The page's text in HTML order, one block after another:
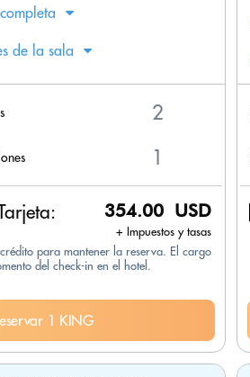
de la sala
354.00 USD
+ Impuestos y tasas
para mantener la reserva. El cargo
del check-in en el hotel.
1 KING